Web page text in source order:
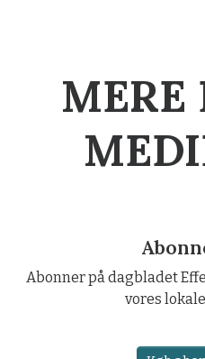
MERE
Abonner på dagbladet
vores